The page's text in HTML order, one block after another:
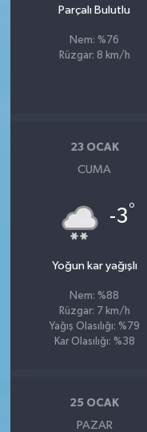
Parçalı Bulutlu
Nem: %76
Rüzgar: 8 km/h
23 OCAK
CUMA
-3°
Yoğun kar yağışlı
Nem: %88
Rüzgar: 7 km/h
Yağış Olasılığı: %79
Kar Olasılığı: %38
25 OCAK
PAZAR